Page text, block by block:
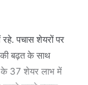
पचास शेयरों पर
बढ़त के साथ
37 शेयर लाभ में